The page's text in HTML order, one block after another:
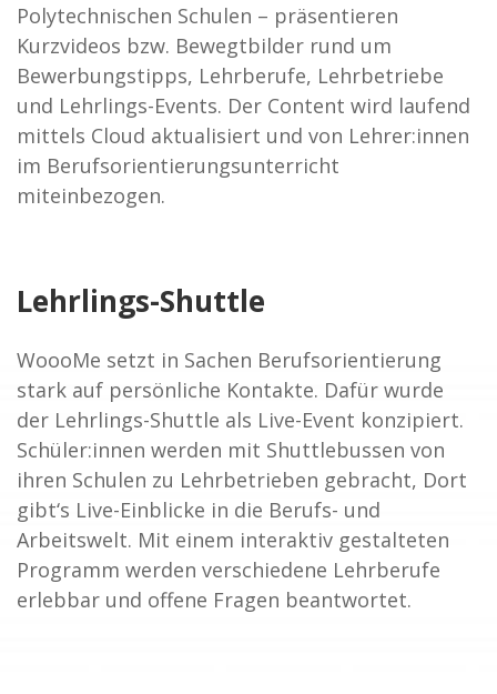
Polytechnischen Schulen – präsentieren
Kurzvideos bzw. Bewegtbilder rund um
Bewerbungstipps, Lehrberufe, Lehrbetriebe
und Lehrlings-Events. Der Content wird laufend
mittels Cloud aktualisiert und von Lehrer:innen
im Berufsorientierungsunterricht
miteinbezogen.
Lehrlings-Shuttle
WoooMe setzt in Sachen Berufsorientierung
stark auf persönliche Kontakte. Dafür wurde
der Lehrlings-Shuttle als Live-Event konzipiert.
Schüler:innen werden mit Shuttlebussen von
ihren Schulen zu Lehrbetrieben gebracht, Dort
gibt‘s Live-Einblicke in die Berufs- und
Arbeitswelt. Mit einem interaktiv gestalteten
Programm werden verschiedene Lehrberufe
erlebbar und offene Fragen beantwortet.